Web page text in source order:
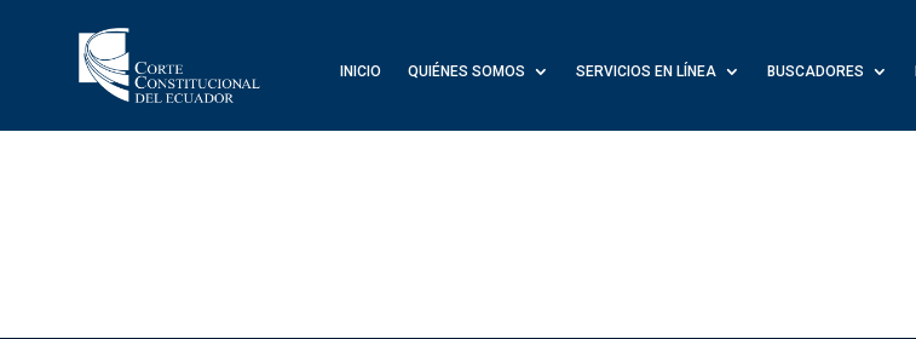
INICIO QUIÉNES SOMOS SERVICIOS EN LÍNEA BUSCADORES